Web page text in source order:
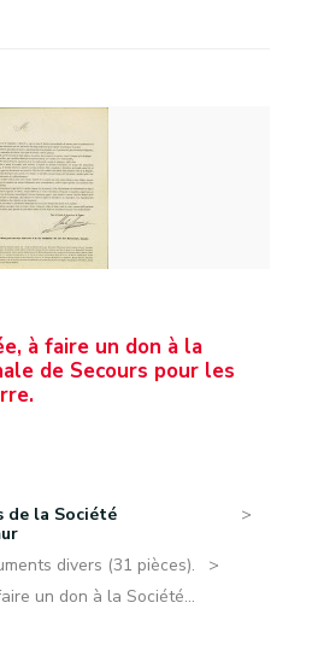
à faire un don à la
de Secours pour les
de la Société
divers (31 pièces).
un don à la Société...